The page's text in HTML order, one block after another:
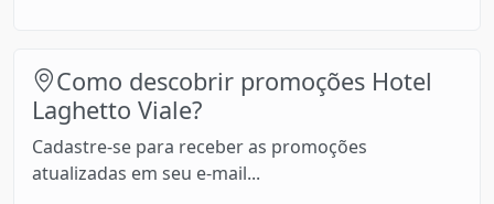
Como descobrir promoções Hotel
Laghetto Viale?
Cadastre-se para receber as promoções
atualizadas em seu e-mail...